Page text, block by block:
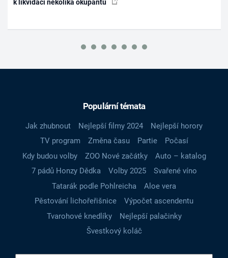
k likvidaci několika okupantů
Populární témata
Jak zhubnout Nejlepší filmy 2024
Nejlepší horory
TV program
Změna času Partie
Počasí
Kdy budou volby
ZOO Nové začátky
Auto – katalog
7 pádů Honzy Dědka
Volby 2025
Svařené víno
Tatarák podle Pohlreicha
Aloe vera
Pěstování lichořeřišnice
Výpočet ascendentu
Tvarohové knedlíky
Nejlepší palačinky
Švestkový koláč